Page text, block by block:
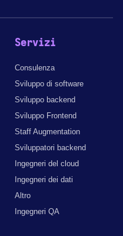
Servizi
Consulenza
Sviluppo di software
Sviluppo backend
Sviluppo Frontend
Staff Augmentation
Sviluppatori backend
Ingegneri del cloud
Ingegneri dei dati
Altro
Ingegneri QA